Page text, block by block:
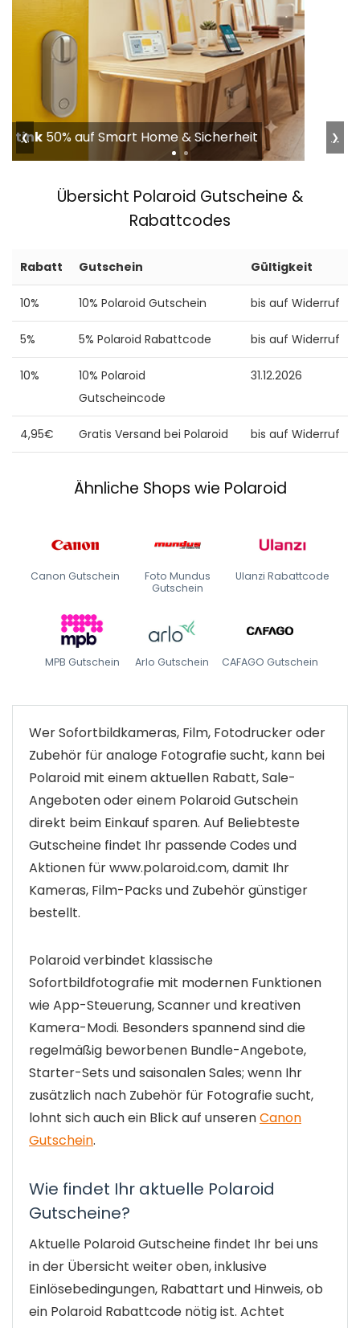
G-StarBis 50% im Summer Sale
❮ ❯
Übersicht Polaroid Gutscheine &
Rabattcodes
Rabatt Gutschein Gültigkeit
10% 10% Polaroid Gutschein bis auf Widerruf
5% 5% Polaroid Rabattcode bis auf Widerruf
10%
10% Polaroid
Gutscheincode
31.12.2026
4,95€ Gratis Versand bei Polaroid bis auf Widerruf
Ähnliche Shops wie Polaroid
Canon Gutschein
Foto Mundus
Gutschein
Ulanzi Rabattcode
MPB Gutschein Arlo Gutschein CAFAGO Gutschein
Wer Sofortbildkameras, Film, Fotodrucker oder
Zubehör für analoge Fotografie sucht, kann bei
Polaroid mit einem aktuellen Rabatt, Sale-
Angeboten oder einem Polaroid Gutschein
direkt beim Einkauf sparen. Auf Beliebteste
Gutscheine findet Ihr passende Codes und
Aktionen für www.polaroid.com, damit Ihr
Kameras, Film-Packs und Zubehör günstiger
bestellt.
Polaroid verbindet klassische
Sofortbildfotografie mit modernen Funktionen
wie App-Steuerung, Scanner und kreativen
Kamera-Modi. Besonders spannend sind die
regelmäßig beworbenen Bundle-Angebote,
Starter-Sets und saisonalen Sales; wenn Ihr
zusätzlich nach Zubehör für Fotografie sucht,
lohnt sich auch ein Blick auf unserenCanon
Gutschein.
Wie findet Ihr aktuelle Polaroid
Gutscheine?
Aktuelle Polaroid Gutscheine findet Ihr bei uns
in der Übersicht weiter oben, inklusive
Einlösebedingungen, Rabattart und Hinweis, ob
ein Polaroid Rabattcode nötig ist. Achtet